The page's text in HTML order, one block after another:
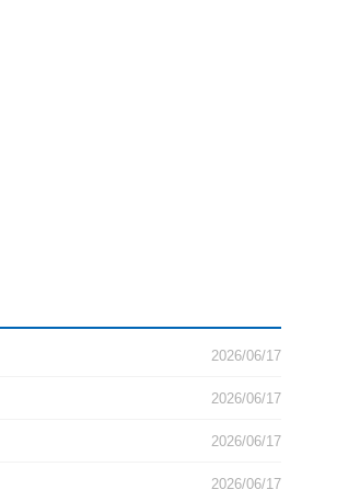
2026/06/17
2026/06/17
2026/06/17
2026/06/17